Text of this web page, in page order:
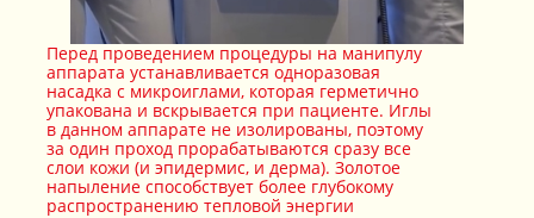
Перед проведением процедуры на манипулу
аппарата устанавливается одноразовая
насадка с микроиглами, которая герметично
упакована и вскрывается при пациенте. Иглы
в данном аппарате не изолированы, поэтому
за один проход прорабатываются сразу все
слои кожи (и эпидермис, и дерма). Золотое
напыление способствует более глубокому
распространению тепловой энергии